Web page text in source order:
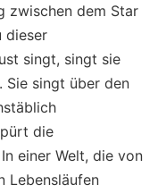
zwischen dem Star
dieser
singt, singt sie
Sie singt über den
die
einer Welt, die von
Lebensläufen